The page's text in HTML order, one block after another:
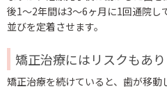
後1〜2年間は3〜6ヶ月に1回通院し
並びを定着させます。
矯正治療にはリスクもあり
矯正治療を続けていると、歯が移